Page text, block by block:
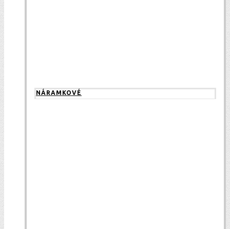
NÁRAMKOVÉ